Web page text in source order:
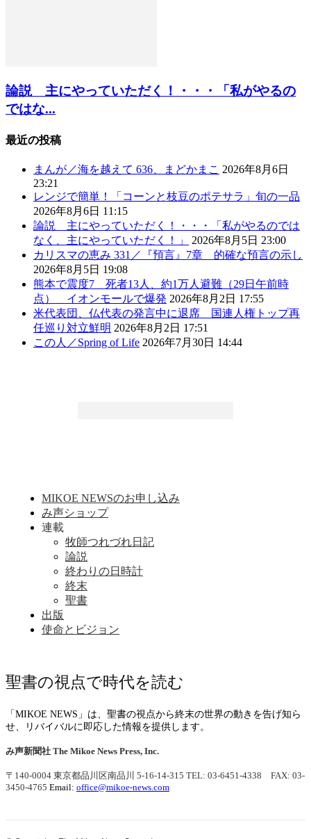
論説 主にやっていただく！・・・「私がやるの
ではな...
最近の投稿
まんが／海を越えて 636、まどかまこ 2026年8月6日
23:21
レンジで簡単！「コーンと枝豆のポテサラ」旬の一品
2026年8月6日 11:15
論説 主にやっていただく！・・・「私がやるのでは
なく、主にやっていただく！」
2026年8月5日 23:00
カリスマの恵み 331／『預言』7章 的確な預言の示し
2026年8月5日 19:08
熊本で震度7 死者13人、約1万人避難（29日午前時
点） イオンモールで爆発 2026年8月2日 17:55
米代表団、仏代表の発言中に退席 国連人権トップ再
任巡り対立鮮明 2026年8月2日 17:51
この人／Spring of Life 2026年7月30日 14:44
MIKOE NEWSのお申し込み
み声ショップ
連載
牧師つれづれ日記
論説
終わりの日時計
終末
聖書
出版
使命とビジョン
聖書の視点で時代を読む
「MIKOE NEWS」は、聖書の視点から終末の世界の動きを告げ知ら
せ、リバイバルに即応した情報を提供します。
み声新聞社 The Mikoe News Press, Inc.
〒140-0004 東京都品川区南品川 5-16-14-315 TEL: 03-6451-4338 FAX: 03-
3450-4765 Email: office@mikoe-news.com